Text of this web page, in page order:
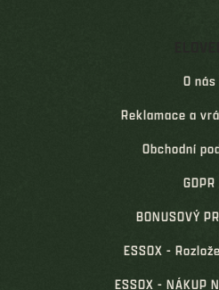
O nás
Reklamace a
Obchodní
GDPR
BONUSOVÝ
ESSOX -
ESSOX - NÁKUP